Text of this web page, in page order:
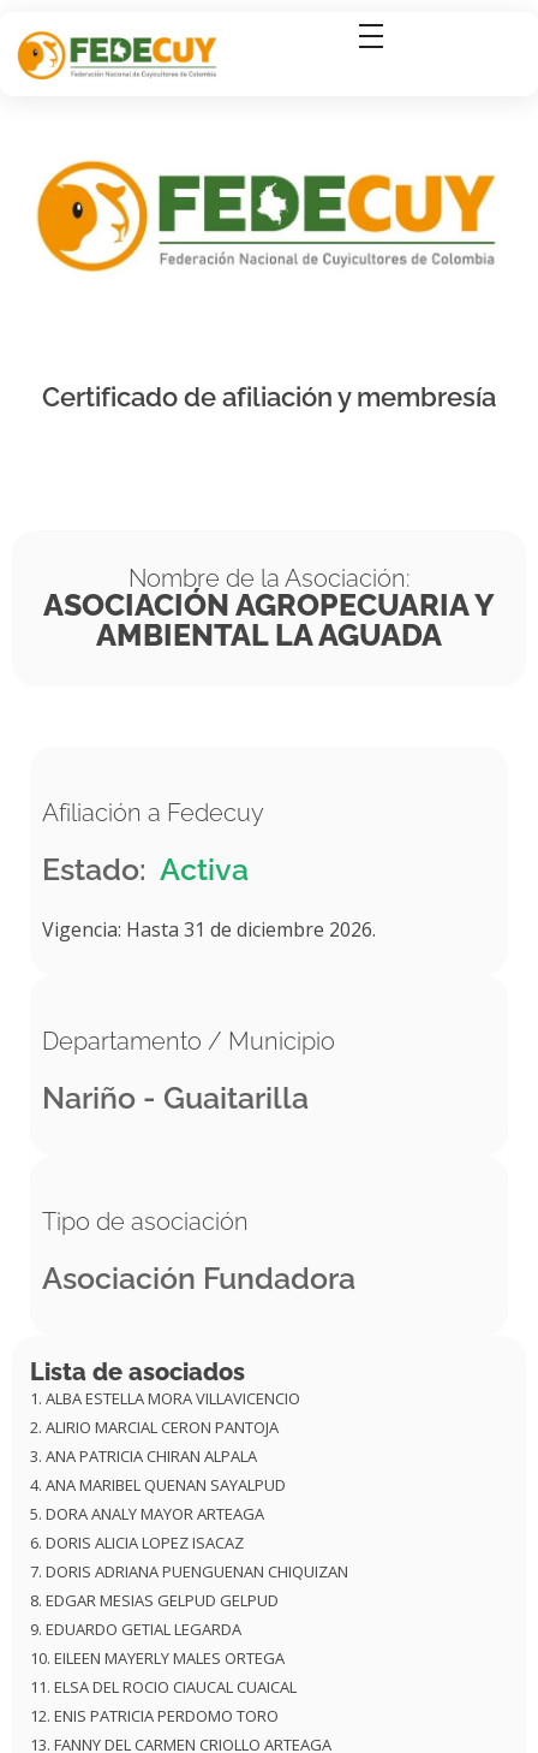
Certificado de afiliación y membresía
Nombre de la Asociación:
ASOCIACIÓN AGROPECUARIA Y
AMBIENTAL LA AGUADA
Afiliación a Fedecuy
Estado: Activa
Vigencia: Hasta 31 de diciembre 2026.
Departamento / Municipio
Nariño - Guaitarilla
Tipo de asociación
Asociación Fundadora
Lista de asociados
ALBA ESTELLA MORA VILLAVICENCIO
ALIRIO MARCIAL CERON PANTOJA
ANA PATRICIA CHIRAN ALPALA
ANA MARIBEL QUENAN SAYALPUD
DORA ANALY MAYOR ARTEAGA
DORIS ALICIA LOPEZ ISACAZ
DORIS ADRIANA PUENGUENAN CHIQUIZAN
EDGAR MESIAS GELPUD GELPUD
EDUARDO GETIAL LEGARDA
EILEEN MAYERLY MALES ORTEGA
ELSA DEL ROCIO CIAUCAL CUAICAL
ENIS PATRICIA PERDOMO TORO
FANNY DEL CARMEN CRIOLLO ARTEAGA